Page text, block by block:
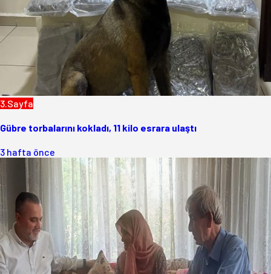
3.Sayfa
Gübre torbalarını kokladı, 11 kilo esrara ulaştı
3 hafta önce